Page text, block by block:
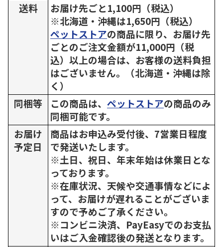
送料
お届け先ごと1,100円（税込）
※北海道・沖縄は1,650円（税込）
ペットストアの商品に限り、お届け先
ごとのご注文金額が11,000円（税
込）以上の場合は、お客様の送料負担
はございません。（北海道・沖縄は除
く）
同梱等
この商品は、 ペットストアの商品のみ
同梱可能です。
お届け
予定日
商品はお申込み受付後、7営業日程度
で発送いたします。
※土日、祝日、年末年始は休業日とな
っております。
※在庫状況、天候や交通事情などによ
って、お届けが遅れることがございま
すので予めご了承ください。
※コンビニ決済、PayEasyでのお支払
いはご入金確認後の発送となります。